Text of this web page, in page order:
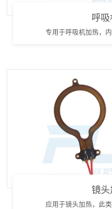
呼
专用于呼吸机加热，
镜
应用于镜头加热，此